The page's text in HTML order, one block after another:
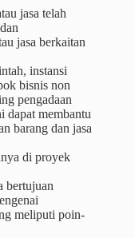
jasa telah
jasa berkaitan
instansi
bisnis non
pengadaan
dapat membantu
barang dan jasa
di proyek
bertujuan
meliputi poin-